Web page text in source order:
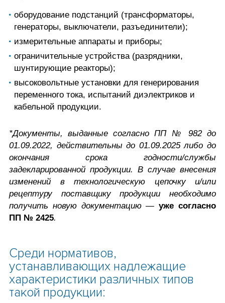
оборудование подстанций (трансформаторы,
генераторы, выключатели, разъединители);
измерительные аппараты и приборы;
ограничительные устройства (разрядники,
шунтирующие реакторы);
высоковольтные установки для генерирования
переменного тока, испытаний диэлектриков и
кабельной продукции.
*Документы, выданные согласно ПП № 982 до
01.09.2022, действительны до 01.09.2025 либо до
окончания срока годности/службы
задекларированной продукции. В случае внесения
изменений в технологическую цепочку и/или
рецептуру поставщику продукции необходимо
получить новую документацию —уже согласно
ПП № 2425.
Среди нормативов,
устанавливающих надлежащие
характеристики различных типов
такой продукции: